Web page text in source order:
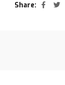
Share